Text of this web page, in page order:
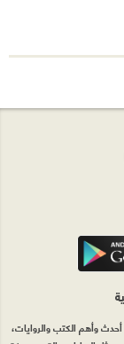
وأهم الكتب والروايات،